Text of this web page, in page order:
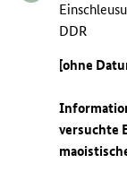
DDR
[ohne
versuchte